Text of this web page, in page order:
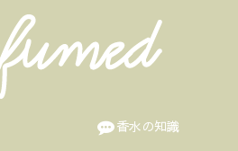
香水の知識